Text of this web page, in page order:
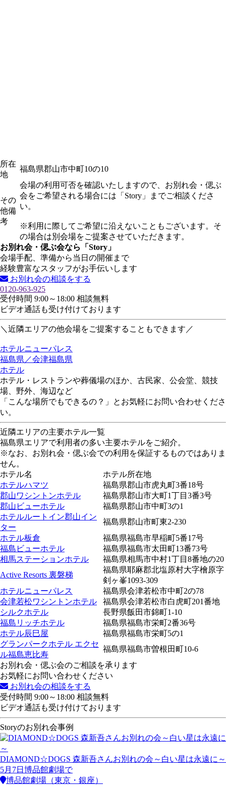
所在
地
福島県郡山市中町10の10
その
他備
考
会場の利用可否を確認いたしますので、お別れ会・偲ぶ
会をご希望される場合には「Story」までご相談くださ
い。
※利用に際してご希望に沿えないこともございます。そ
の場合は別会場をご提案させていただきます。
お別れ会・偲ぶ会なら「Story」
会場手配、準備から当日の開催まで
経験豊富なスタッフがお手伝いします
お別れ会の相談をする
0120-963-925
受付時間 9:00～18:00 相談無料
ビデオ通話も受け付けております
＼近隣エリアの他会場をご提案することもできます／
ホテルニューパレス
福島県／会津福島県
ホテル
ホテル・レストランや葬儀場のほか、古民家、公会堂、競技
場、野外、海辺など
「こんな場所でもできるの？」とお気軽にお問い合わせくださ
い。
近隣エリアの主要ホテル一覧
福島県エリアで利用者の多い主要ホテルをご紹介。
※なお、お別れ会・偲ぶ会での利用を保証するものではありま
せん。
ホテル名
ホテル所在地
ホテルハマツ
福島県郡山市虎丸町3番18号
郡山ワシントンホテル
福島県郡山市大町1丁目3番3号
郡山ビューホテル
福島県郡山市中町3の1
ホテルルートイン郡山イン
ター
福島県郡山市町東2-230
ホテル板倉
福島県福島市早稲町5番17号
福島ビューホテル
福島県福島市太田町13番73号
相馬ステーションホテル
福島県相馬市中村1丁目8番地の20
Active Resorts 裏磐梯
福島県耶麻郡北塩原村大字檜原字
剣ヶ峯1093-309
ホテルニューパレス
福島県会津若松市中町2の78
会津若松ワシントンホテル
福島県会津若松市白虎町201番地
シルクホテル
長野県飯田市錦町1-10
福島リッチホテル
福島県福島市栄町2番36号
ホテル辰巳屋
福島県福島市栄町5の1
グランパークホテル エクセ
ル福島恵比寿
福島県福島市曽根田町10-6
お別れ会・偲ぶ会のご相談を承ります
お気軽にお問い合わせください
お別れ会の相談をする
受付時間 9:00～18:00 相談無料
ビデオ通話も受け付けております
Storyのお別れ会事例
DIAMOND☆DOGS 森新吾さんお別れの会～白い星は永遠に～
5月7日博品館劇場で
博品館劇場（東京・銀座）